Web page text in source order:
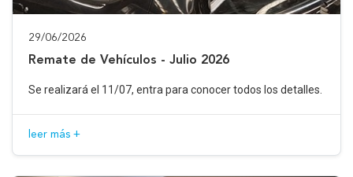
29/06/2026
Remate de Vehículos - Julio 2026
Se realizará el 11/07, entra para conocer todos los detalles.
leer más +